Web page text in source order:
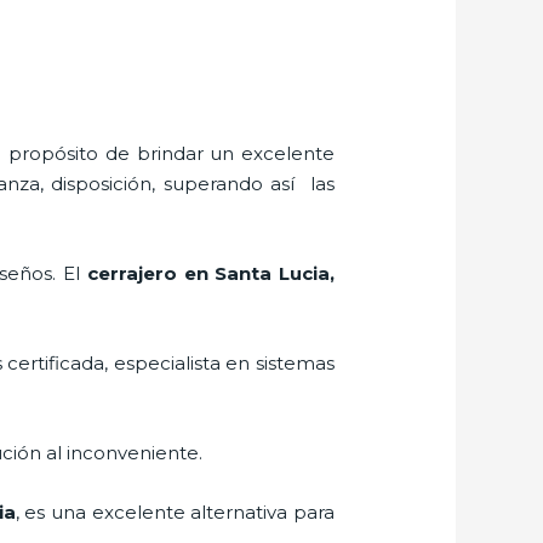
propósito de brindar un excelente
disposición, superando así las
El cerrajero en Santa Lucia,
especialista en sistemas
al inconveniente.
, es una excelente alternativa para